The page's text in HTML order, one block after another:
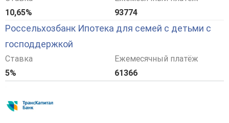
10,65%
93774
Россельхозбанк Ипотека для семей с детьми с
господдержкой
Ставка
5%
Ежемесячный платёж
61366